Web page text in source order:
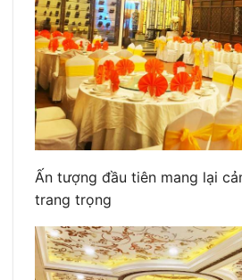
Ấn tượng đầu tiên mang lại
trang trọng